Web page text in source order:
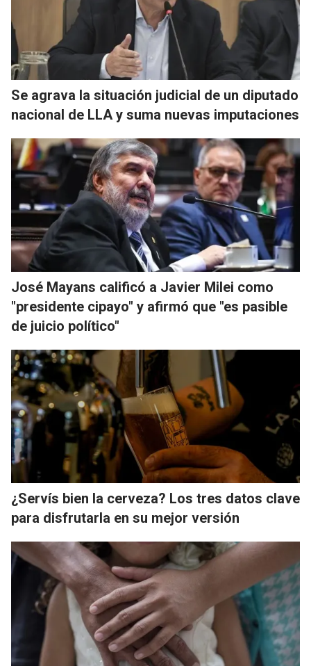
Se agrava la situación judicial de un diputado
nacional de LLA y suma nuevas imputaciones
José Mayans calificó a Javier Milei como
"presidente cipayo" y afirmó que "es pasible
de juicio político"
¿Servís bien la cerveza? Los tres datos clave
para disfrutarla en su mejor versión